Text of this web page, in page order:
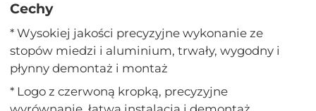
Cechy
* Wysokiej jakości precyzyjne wykonanie ze
stopów miedzi i aluminium, trwały, wygodny i
płynny demontaż i montaż
* Logo z czerwoną kropką, precyzyjne